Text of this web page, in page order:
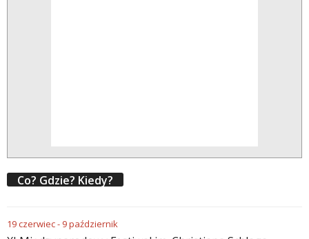
Co? Gdzie? Kiedy?
19czerwiec- 9październik